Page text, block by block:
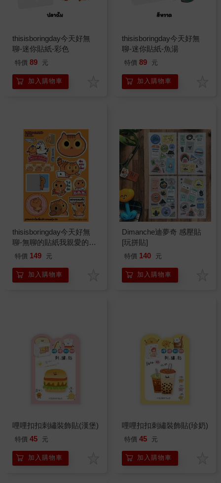
thisisboringday今天好無
聊-迷你貼紙-彩色
特價 89 元
加入購物車
thisisboringday今天好無
聊-迷你貼紙-魚湯
特價 89 元
加入購物車
thisisboringday今天好無
聊-無聊的貼紙我親愛的朋
友06-Pla Cham
特價 149 元
加入購物車
Dimanche迪夢奇 感壓貼
[玩拼貼]
特價 140 元
加入購物車
哩哩扣扣刺繡裝飾貼(漢堡)
特價 45 元
加入購物車
哩哩扣扣刺繡裝飾貼(珍奶)
特價 45 元
加入購物車